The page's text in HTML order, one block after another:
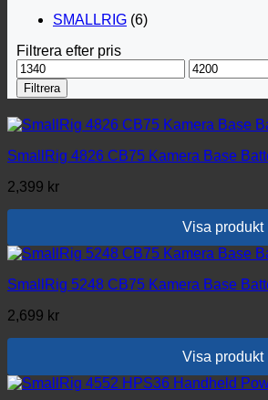
SMALLRIG (6)
Filtrera efter pris
Min
pris
Max
pris
Filtrera
SmallRig 4826 CB75 Kamera Base
2,399 kr
Visa produkt
SmallRig 5248 CB75 Kamera Base
2,699 kr
Visa produkt